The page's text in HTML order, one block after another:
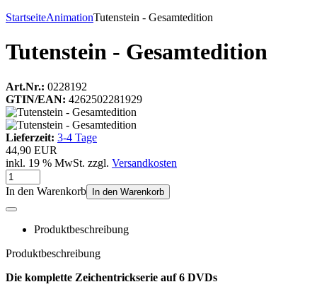
StartseiteAnimationTutenstein - Gesamtedition
Tutenstein - Gesamtedition
Art.Nr.: 0228192
GTIN/EAN: 4262502281929
Lieferzeit: 3-4 Tage
44,90 EUR
inkl. 19 % MwSt. zzgl. Versandkosten
In den Warenkorb In den Warenkorb
Produktbeschreibung
Produktbeschreibung
Die komplette Zeichentrickserie auf 6 DVDs